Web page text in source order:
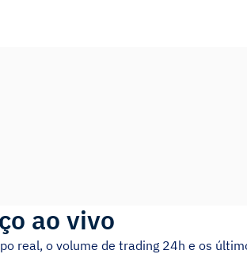
ao vivo
real, o volume de trading 24h e os